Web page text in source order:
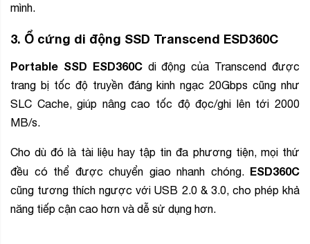
mình.
3. Ổ cứng di động SSD Transcend ESD360C
Portable SSD ESD360Cdi động của Transcend được
trang bị tốc độ truyền đáng kinh ngạc 20Gbps cũng như
SLC Cache, giúp nâng cao tốc độ đọc/ghi lên tới 2000
MB/s.
Cho dù đó là tài liệu hay tập tin đa phương tiện, mọi thứ
đều có thể được chuyển giao nhanh chóng. ESD360C
cũng tương thích ngược với USB 2.0 & 3.0, cho phép khả
năng tiếp cận cao hơn và dễ sử dụng hơn.